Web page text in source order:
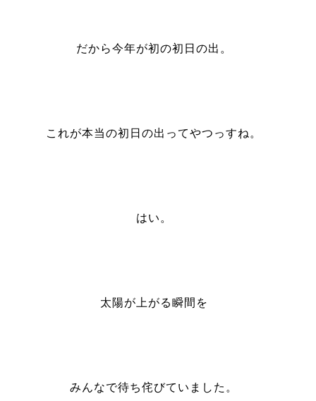
だから今年が初の初日の出。
これが本当の初日の出ってやつっすね。
はい。
太陽が上がる瞬間を
みんなで待ち侘びていました。